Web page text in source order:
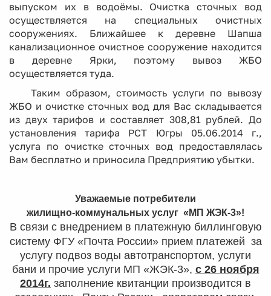
выпуском их в водоёмы. Очистка сточных вод
осуществляется на специальных очистных
сооружениях. Ближайшее к деревне Шапша
канализационное очистное сооружение находится
в деревне Ярки, поэтому вывоз ЖБО
осуществляется туда.
Таким образом, стоимость услуги по вывозу
ЖБО и очистке сточных вод для Вас складывается
из двух тарифов и составляет 308,81 рублей. До
установления тарифа РСТ Югры 05.06.2014 г.,
услуга по очистке сточных вод предоставлялась
Вам бесплатно и приносила Предприятию убытки.
Уважаемые потребители
жилищно-коммунальных услуг «МП ЖЭК-3»!
В связи с внедрением в платежную биллинговую
систему ФГУ «Почта России» прием платежей за
услугу подвоз воды автотранспортом, услуги
бани и прочие услуги МП «ЖЭК-3», с 26 ноября
2014г. заполнение квитанции производится в